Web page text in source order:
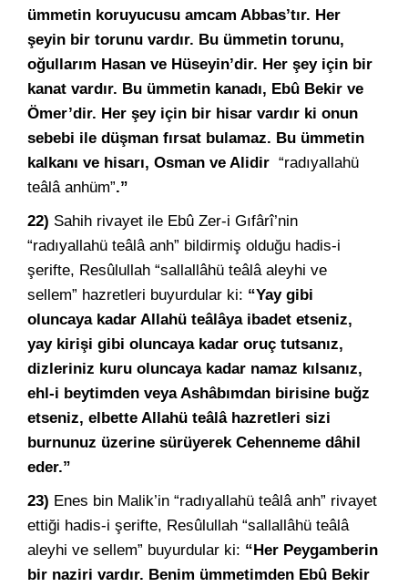
ümmetin koruyucusu amcam Abbas’tır. Her
şeyin bir torunu vardır. Bu ümmetin torunu,
oğullarım Hasan ve Hüseyin’dir. Her şey için bir
kanat vardır. Bu ümmetin kanadı, Ebû Bekir ve
Ömer’dir. Her şey için bir hisar vardır ki onun
sebebi ile düşman fırsat bulamaz. Bu ümmetin
kalkanı ve hisarı, Osman ve Alidir “radıyallahü
teâlâ anhüm”.”
22) Sahih rivayet ile Ebû Zer-i Gıfârî’nin
“radıyallahü teâlâ anh” bildirmiş olduğu hadis-i
şerifte, Resûlullah “sallallâhü teâlâ aleyhi ve
sellem” hazretleri buyurdular ki: “Yay gibi
oluncaya kadar Allahü teâlâya ibadet etseniz,
yay kirişi gibi oluncaya kadar oruç tutsanız,
dizleriniz kuru oluncaya kadar namaz kılsanız,
ehl-i beytimden veya Ashâbımdan birisine buğz
etseniz, elbette Allahü teâlâ hazretleri sizi
burnunuz üzerine sürüyerek Cehenneme dâhil
eder.”
23) Enes bin Malik’in “radıyallahü teâlâ anh” rivayet
ettiği hadis-i şerifte, Resûlullah “sallallâhü teâlâ
aleyhi ve sellem” buyurdular ki: “Her Peygamberin
bir naziri vardır. Benim ümmetimden Ebû Bekir